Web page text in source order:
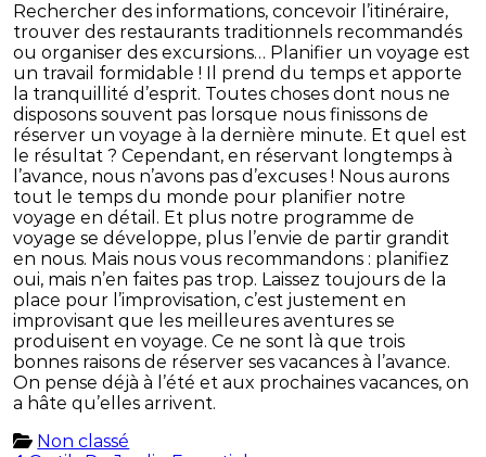
Rechercher des informations, concevoir l’itinéraire,
trouver des restaurants traditionnels recommandés
ou organiser des excursions… Planifier un voyage est
un travail formidable ! Il prend du temps et apporte
la tranquillité d’esprit. Toutes choses dont nous ne
disposons souvent pas lorsque nous finissons de
réserver un voyage à la dernière minute. Et quel est
le résultat ? Cependant, en réservant longtemps à
l’avance, nous n’avons pas d’excuses ! Nous aurons
tout le temps du monde pour planifier notre
voyage en détail. Et plus notre programme de
voyage se développe, plus l’envie de partir grandit
en nous. Mais nous vous recommandons : planifiez
oui, mais n’en faites pas trop. Laissez toujours de la
place pour l’improvisation, c’est justement en
improvisant que les meilleures aventures se
produisent en voyage. Ce ne sont là que trois
bonnes raisons de réserver ses vacances à l’avance.
On pense déjà à l’été et aux prochaines vacances, on
a hâte qu’elles arrivent.
Non classé